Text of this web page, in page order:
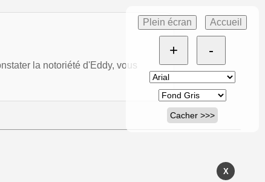
Plein écran Accueil
+ -
Cacher >>>
la notoriété d'Eddy, vous
X